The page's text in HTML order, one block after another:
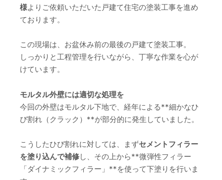
様よりご依頼いただいた戸建て住宅の塗装工事を進め
ております。
この現場は、お盆休み前の最後の戸建て塗装工事。
しっかりと工程管理を行いながら、丁寧な作業を心が
けています。
モルタル外壁には適切な処理を
今回の外壁はモルタル下地で、経年による**細かなひ
び割れ（クラック）**が部分的に発生していました。
こうしたひび割れに対しては、まずセメントフィラー
を塗り込んで補修し、その上から**微弾性フィラー
「ダイナミックフィラー」**を使って下塗りを行いま